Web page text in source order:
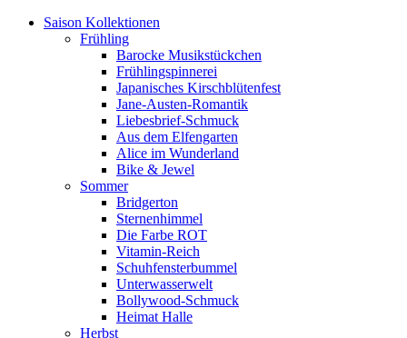
Saison Kollektionen
Frühling
Barocke Musikstückchen
Frühlingspinnerei
Japanisches Kirschblütenfest
Jane-Austen-Romantik
Liebesbrief-Schmuck
Aus dem Elfengarten
Alice im Wunderland
Bike & Jewel
Sommer
Bridgerton
Sternenhimmel
Die Farbe ROT
Vitamin-Reich
Schuhfensterbummel
Unterwasserwelt
Bollywood-Schmuck
Heimat Halle
Herbst